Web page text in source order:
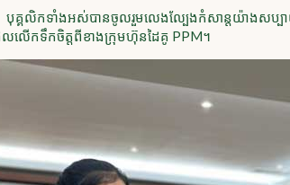
បុគ្គលិកទាំងអស់បានចូលរួមលេងល្បែងកំសាន្តយ៉ាងសប្
លើកទឹកចិត្តពីខាងក្រុមហ៊ុនដៃគូ PPM។